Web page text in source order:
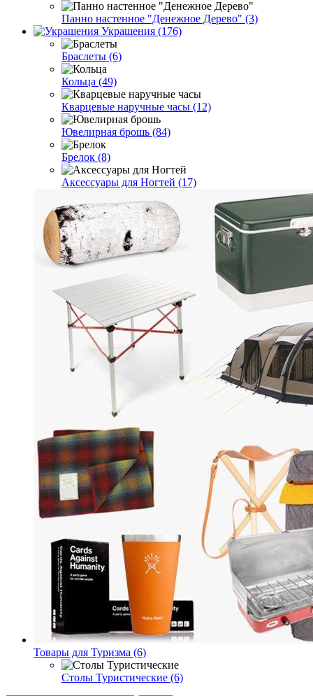
Панно настенное "Денежное Дерево" (3)
Украшения (176)
Браслеты (6)
Кольца (49)
Кварцевые наручные часы (12)
Ювелирная брошь (84)
Брелок (8)
Аксессуары для Ногтей (17)
Товары для Туризма (6)
Столы Туристические (6)